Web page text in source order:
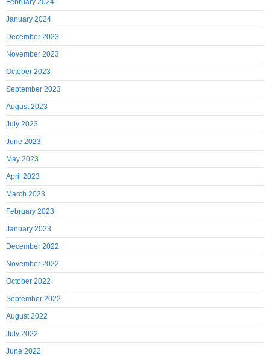
February 2024
January 2024
December 2023
November 2023
October 2023
September 2023
August 2023
July 2023
June 2023
May 2023
April 2023
March 2023
February 2023
January 2023
December 2022
November 2022
October 2022
September 2022
August 2022
July 2022
June 2022